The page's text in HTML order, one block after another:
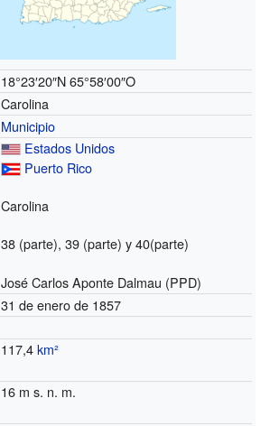
18°23′20″N 65°58′00″O
Carolina
Municipio
Estados Unidos
Puerto Rico
Carolina
38 (parte), 39 (parte) y 40(parte)
José Carlos Aponte Dalmau (PPD)
31 de enero de 1857
117,4km²
16 m s. n. m.